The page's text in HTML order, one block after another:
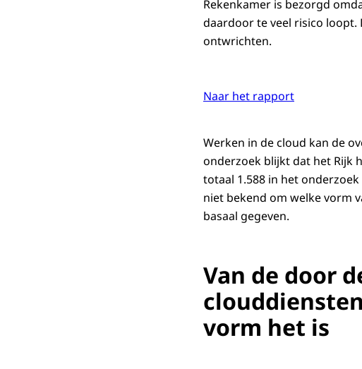
Rekenkamer is bezorgd
daardoor te veel risico loopt.
ontwrichten.
Naar het rapport
Werken in de cloud kan de
onderzoek blijkt dat het Rijk
totaal 1.588 in het
niet bekend om welke vorm
basaal gegeven.
Van de door
vorm het is